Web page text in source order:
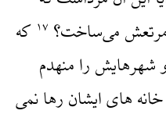
مرتعش می‌ساخت؟ ۱۷ که
شهرهایش را منهدم
های ایشان رها نمی